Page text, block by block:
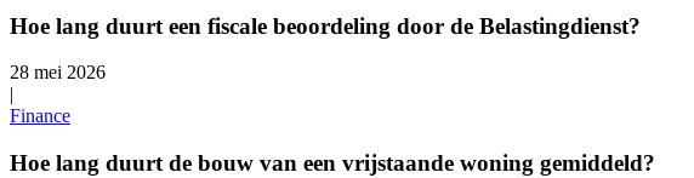
Hoe lang duurt een fiscale beoordeling door de Belastingdienst?
28 mei 2026
|
Finance
Hoe lang duurt de bouw van een vrijstaande woning gemiddeld?